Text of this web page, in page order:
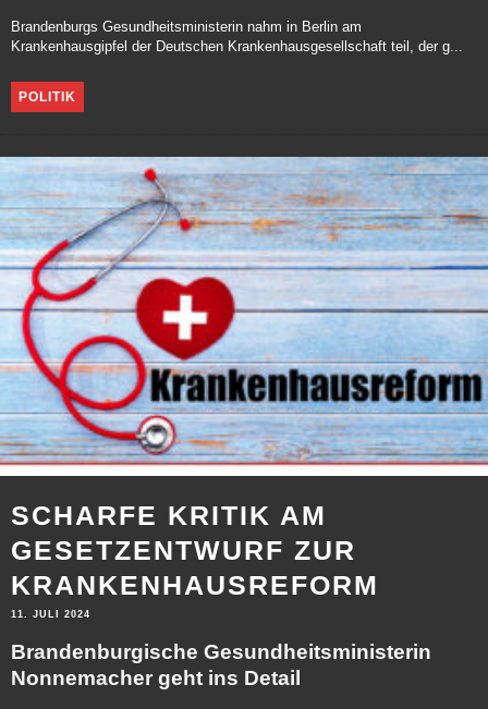
Brandenburgs Gesundheitsministerin nahm in Berlin am
Krankenhausgipfel der Deutschen Krankenhausgesellschaft teil, der g...
POLITIK
SCHARFE KRITIK AM
GESETZENTWURF ZUR
KRANKENHAUSREFORM
11. JULI 2024
Brandenburgische Gesundheitsministerin
Nonnemacher geht ins Detail